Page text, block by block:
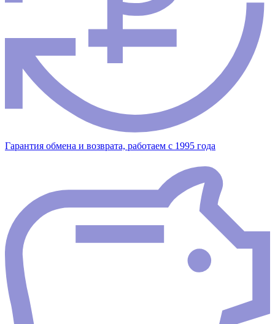
Гарантия обмена и возврата, работаем с 1995 года